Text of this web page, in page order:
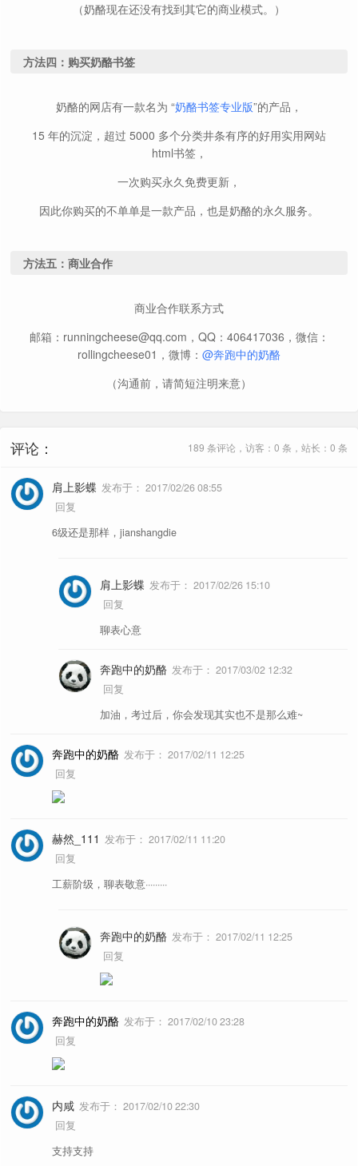
（奶酪现在还没有找到其它的商业模式。）
方法四：购买奶酪书签
奶酪的网店有一款名为 “奶酪书签专业版”的产品，
15 年的沉淀，超过 5000 多个分类井条有序的好用实用网站
html书签，
一次购买永久免费更新，
因此你购买的不单单是一款产品，也是奶酪的永久服务。
方法五：商业合作
商业合作联系方式
邮箱：runningcheese@qq.com，QQ：406417036，微信：
rollingcheese01，微博： @奔跑中的奶酪
（沟通前，请简短注明来意）
评论： 189 条评论，访客：0 条，站长：0 条
肩上影蝶 发布于： 2017/02/26 08:55
回复
6级还是那样，jianshangdie
肩上影蝶 发布于： 2017/02/26 15:10
回复
聊表心意
奔跑中的奶酪 发布于： 2017/03/02 12:32
回复
加油，考过后，你会发现其实也不是那么难~
奔跑中的奶酪 发布于： 2017/02/11 12:25
回复
赫然_111 发布于： 2017/02/11 11:20
回复
工薪阶级，聊表敬意·········
奔跑中的奶酪 发布于： 2017/02/11 12:25
回复
奔跑中的奶酪 发布于： 2017/02/10 23:28
回复
内咸 发布于： 2017/02/10 22:30
回复
支持支持